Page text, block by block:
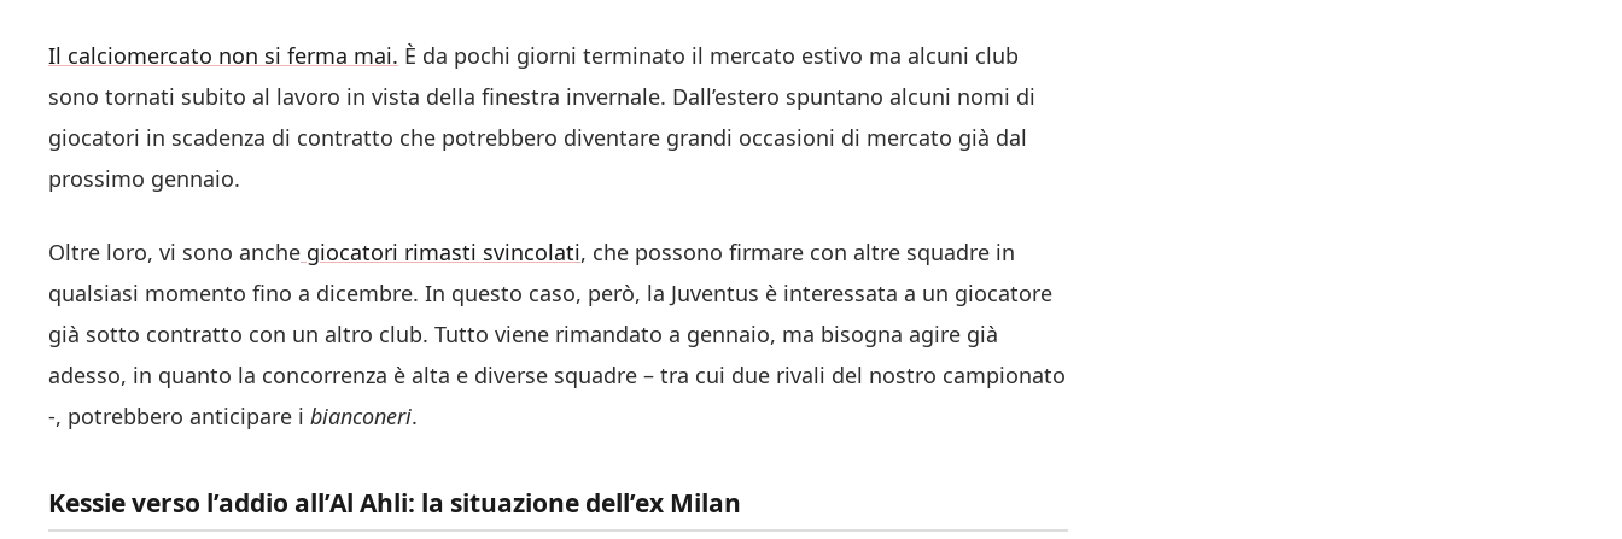
Il calciomercato non si ferma mai. È da pochi giorni terminato il mercato estivo ma alcuni club
sono tornati subito al lavoro in vista della finestra invernale. Dall’estero spuntano alcuni nomi di
giocatori in scadenza di contratto che potrebbero diventare grandi occasioni di mercato già dal
prossimo gennaio.
Oltre loro, vi sono anche giocatori rimasti svincolati, che possono firmare con altre squadre in
qualsiasi momento fino a dicembre. In questo caso, però, la Juventus è interessata a un giocatore
già sotto contratto con un altro club. Tutto viene rimandato a gennaio, ma bisogna agire già
adesso, in quanto la concorrenza è alta e diverse squadre – tra cui due rivali del nostro campionato
-, potrebbero anticipare i bianconeri.
Kessie verso l’addio all’Al Ahli: la situazione dell’ex Milan